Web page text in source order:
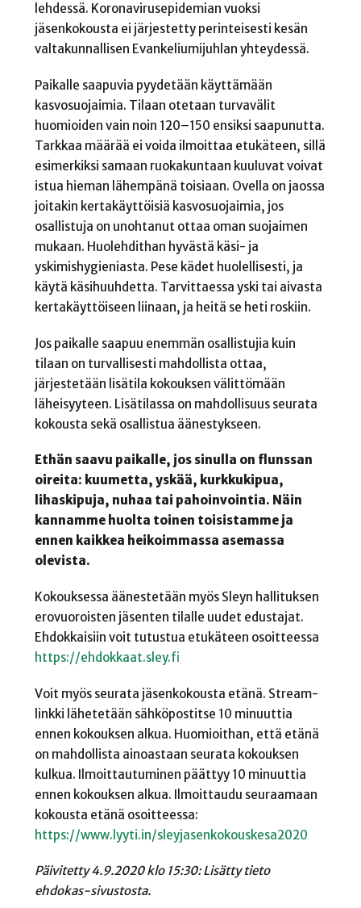
lehdessä. Koronavirusepidemian vuoksi
jäsenkokousta ei järjestetty perinteisesti kesän
valtakunnallisen Evankeliumijuhlan yhteydessä.
Paikalle saapuvia pyydetään käyttämään
kasvosuojaimia. Tilaan otetaan turvavälit
huomioiden vain noin 120–150 ensiksi saapunutta.
Tarkkaa määrää ei voida ilmoittaa etukäteen, sillä
esimerkiksi samaan ruokakuntaan kuuluvat voivat
istua hieman lähempänä toisiaan. Ovella on jaossa
joitakin kertakäyttöisiä kasvosuojaimia, jos
osallistuja on unohtanut ottaa oman suojaimen
mukaan. Huolehdithan hyvästä käsi- ja
yskimishygieniasta. Pese kädet huolellisesti, ja
käytä käsihuuhdetta. Tarvittaessa yski tai aivasta
kertakäyttöiseen liinaan, ja heitä se heti roskiin.
Jos paikalle saapuu enemmän osallistujia kuin
tilaan on turvallisesti mahdollista ottaa,
järjestetään lisätila kokouksen välittömään
läheisyyteen. Lisätilassa on mahdollisuus seurata
kokousta sekä osallistua äänestykseen.
Ethän saavu paikalle, jos sinulla on flunssan
oireita: kuumetta, yskää, kurkkukipua,
lihaskipuja, nuhaa tai pahoinvointia. Näin
kannamme huolta toinen toisistamme ja
ennen kaikkea heikoimmassa asemassa
olevista.
Kokouksessa äänestetään myös Sleyn hallituksen
erovuoroisten jäsenten tilalle uudet edustajat.
Ehdokkaisiin voit tutustua etukäteen osoitteessa
https://ehdokkaat.sley.fi
Voit myös seurata jäsenkokousta etänä. Stream-
linkki lähetetään sähköpostitse 10 minuuttia
ennen kokouksen alkua. Huomioithan, että etänä
on mahdollista ainoastaan seurata kokouksen
kulkua. Ilmoittautuminen päättyy 10 minuuttia
ennen kokouksen alkua. Ilmoittaudu seuraamaan
kokousta etänä osoitteessa:
https://www.lyyti.in/sleyjasenkokouskesa2020
Päivitetty 4.9.2020 klo 15:30: Lisätty tieto
ehdokas-sivustosta.